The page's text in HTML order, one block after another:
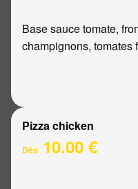
Base sauce tomate,
champignons, tomates
Pizza chicken
Dès 10.00 €